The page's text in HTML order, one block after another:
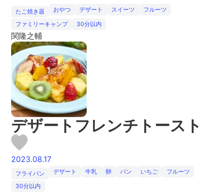
たこ焼き器 おやつ デザート スイーツ
フルーツ
ファミリーキャンプ
30分以内
関隆之輔
デザートフレンチトースト
2023.08.17
フライパン デザート 牛乳 卵 パン いちご
フルーツ
30分以内